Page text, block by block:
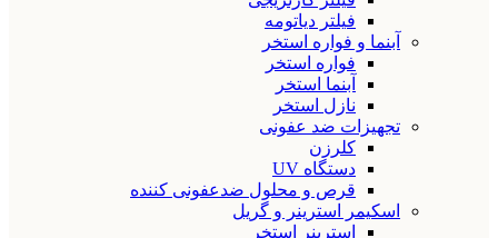
فیلتر دیاتومه
آبنما و فواره استخر
فواره استخر
آبنما استخر
نازل استخر
تجهیزات ضد عفونی
کلرزن
دستگاه UV
قرص و محلول ضدعفونی کننده
اسکیمر استرینر و گریل
استرینر استخر